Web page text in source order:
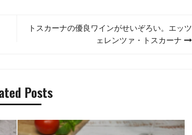
トスカーナの優良ワインがせいぞろい。エッツ
ェレンツァ・トスカーナ
Posts